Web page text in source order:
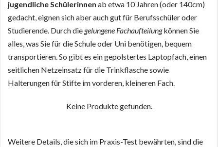
jugendliche Schülerinnen ab etwa 10 Jahren (oder 140cm)
gedacht, eignen sich aber auch gut für Berufsschüler oder
Studierende. Durch diegelungene Fachaufteilungkönnen Sie
alles, was Sie für die Schule oder Uni benötigen, bequem
transportieren. So gibt es ein gepolstertes Laptopfach, einen
seitlichen Netzeinsatz für die Trinkflasche sowie
Halterungen für Stifte im vorderen, kleineren Fach.
Keine Produkte gefunden.
Weitere Details, die sich im Praxis-Test bewährten, sind die